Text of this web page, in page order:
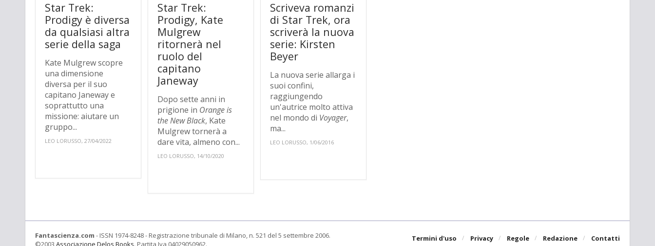
Star Trek:
Prodigy è diversa
da qualsiasi altra
serie della saga
Kate Mulgrew scopre
una dimensione
diversa per il suo
capitano Janeway e
soprattutto una
missione: aiutare un
gruppo...
LEO LORUSSO, 27/04/2022
Star Trek:
Prodigy, Kate
Mulgrew
ritornerà nel
ruolo del
capitano
Janeway
Dopo sette anni in
prigione in Orange is
the New Black, Kate
Mulgrew tornerà a
dare vita, almeno con...
LEO LORUSSO, 14/10/2020
Scriveva romanzi
di Star Trek, ora
scriverà la nuova
serie: Kirsten
Beyer
La nuova serie allarga i
suoi confini,
raggiungendo
un'autrice molto attiva
nel mondo di Voyager,
ma...
LEO LORUSSO, 1/06/2016
Termini d'uso Privacy Regole Redazione Contatti
Fantascienza.com - ISSN 1974-8248 - Registrazione tribunale di Milano, n. 521 del 5 settembre 2006.
©2003 Associazione Delos Books. Partita Iva 04029050962.